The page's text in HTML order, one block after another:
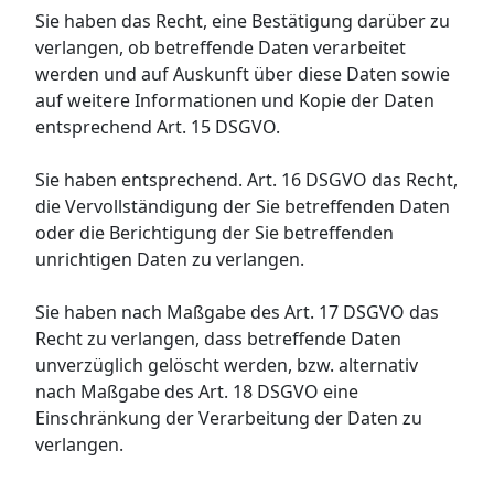
Sie haben das Recht, eine Bestätigung darüber zu
verlangen, ob betreffende Daten verarbeitet
werden und auf Auskunft über diese Daten sowie
auf weitere Informationen und Kopie der Daten
entsprechend Art. 15 DSGVO.
Sie haben entsprechend. Art. 16 DSGVO das Recht,
die Vervollständigung der Sie betreffenden Daten
oder die Berichtigung der Sie betreffenden
unrichtigen Daten zu verlangen.
Sie haben nach Maßgabe des Art. 17 DSGVO das
Recht zu verlangen, dass betreffende Daten
unverzüglich gelöscht werden, bzw. alternativ
nach Maßgabe des Art. 18 DSGVO eine
Einschränkung der Verarbeitung der Daten zu
verlangen.